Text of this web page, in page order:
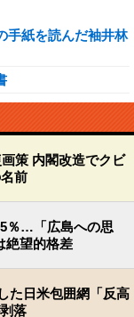
手紙を読んだ袖井林
策 内閣改造でクビ
前
％…「広島への思
絶望的格差
た日米包囲網「反高
落